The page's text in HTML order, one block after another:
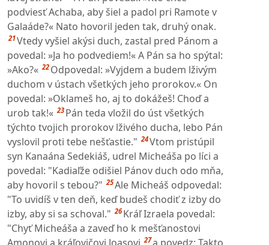
podviesť Achaba, aby šiel a padol pri Ramote v
Galaáde?« Nato hovoril jeden tak, druhý onak.
21Vtedy vyšiel akýsi duch, zastal pred Pánom a
povedal: »Ja ho podvediem!« A Pán sa ho spýtal:
»Ako?« 22 Odpovedal: »Vyjdem a budem lživým
duchom v ústach všetkých jeho prorokov.« On
povedal: »Oklameš ho, aj to dokážeš! Choď a
urob tak!« 23 Pán teda vložil do úst všetkých
týchto tvojich prorokov lživého ducha, lebo Pán
vyslovil proti tebe nešťastie." 24Vtom pristúpil
syn Kanaána Sedekiáš, udrel Micheáša po líci a
povedal: "Kadiaľže odišiel Pánov duch odo mňa,
aby hovoril s tebou?" 25Ale Micheáš odpovedal:
"To uvidíš v ten deň, keď budeš chodiť z izby do
izby, aby si sa schoval." 26 Kráľ Izraela povedal:
"Chyť Micheáša a zaveď ho k mešťanostovi
Amonovi a kráľovičovi Joasovi 27a povedz: Takto